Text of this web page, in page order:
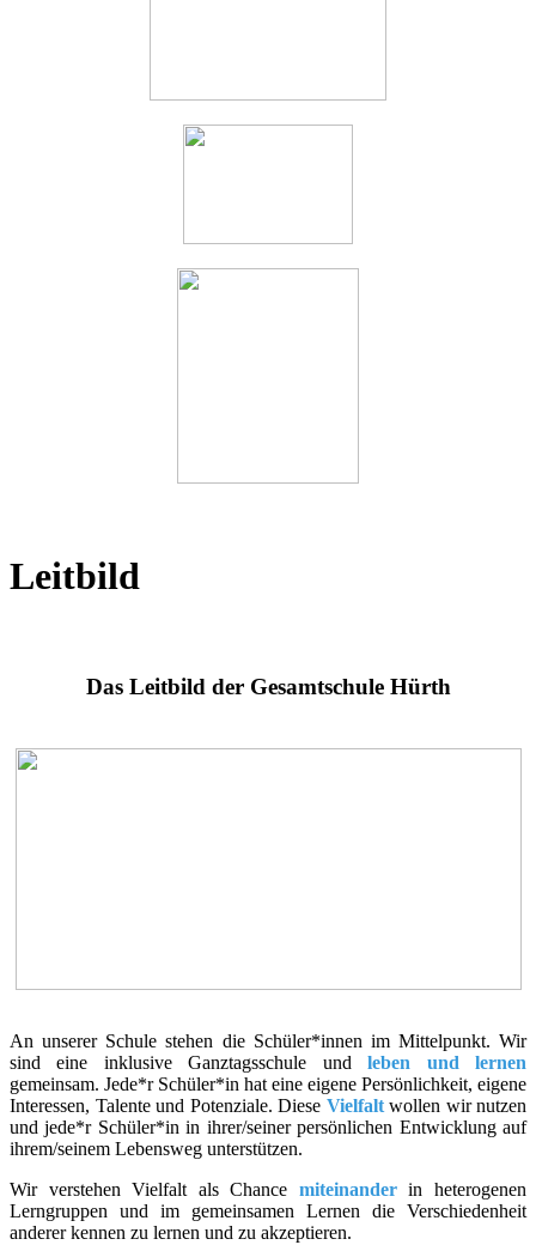
Leitbild
Das Leitbild der Gesamtschule Hürth
An unserer Schule stehen die Schüler*innen im Mittelpunkt. Wir
sind eine inklusive Ganztagsschule undleben und lernen
gemeinsam. Jede*r Schüler*in hat eine eigene Persönlichkeit, eigene
Interessen, Talente und Potenziale. Diese Vielfaltwollen wir nutzen
und jede*r Schüler*in in ihrer/seiner persönlichen Entwicklung auf
ihrem/seinem Lebensweg unterstützen.
Wir verstehen Vielfalt als Chance miteinanderin heterogenen
Lerngruppen und im gemeinsamen Lernen die Verschiedenheit
anderer kennen zu lernen und zu akzeptieren.